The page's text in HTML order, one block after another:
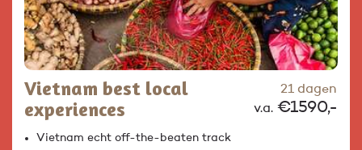
Vietnam best local
experiences
21 dagen
v.a. €1590,-
Vietnam echt off-the-beaten track